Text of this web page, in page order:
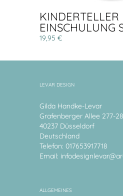
KINDERTELLER
EINSCHULUNG
19,95 €
LEVAR DESIGN
Gilda Handke-Levar
Grafenberger Allee 277-
40237 Düsseldorf
Deutschland
Telefon: 017653917718
Email:
ALLGEMEINES